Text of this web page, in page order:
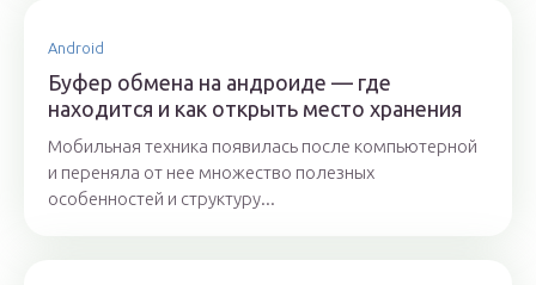
Android
Буфер обмена на андроиде — где
находится и как открыть место хранения
Мобильная техника появилась после компьютерной
и переняла от нее множество полезных
особенностей и структуру...